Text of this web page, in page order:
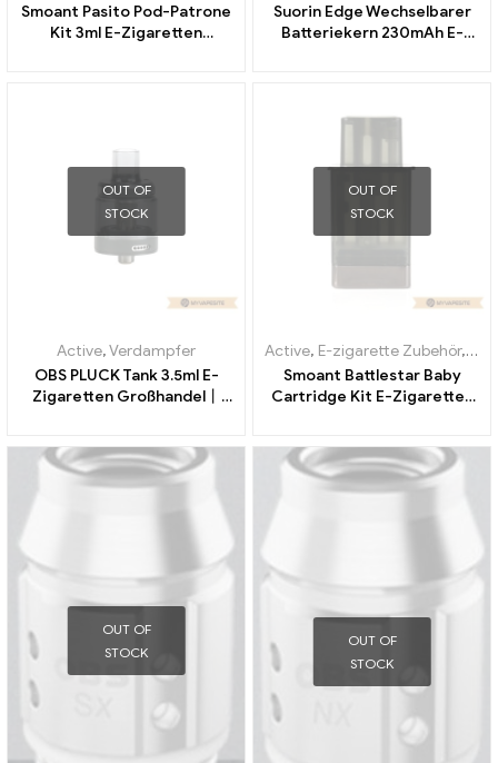
Smoant Pasito Pod-Patrone
Kit 3ml E-Zigaretten
Suorin Edge Wechselbarer
Batteriekern 230mAh E-
OUT OF
STOCK
Active,Verdampfer
OBS PLUCK Tank 3.5ml E-
Zigaretten Großhandel丨
OUT OF
STOCK
Active, E-zigarette Zubehör,
Smoant Battlestar Baby
Cartridge Kit E-Zigaretten
OUT OF
STOCK
OUT OF
STOCK